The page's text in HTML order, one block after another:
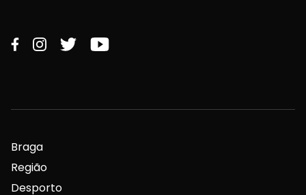
Braga
Região
Desporto